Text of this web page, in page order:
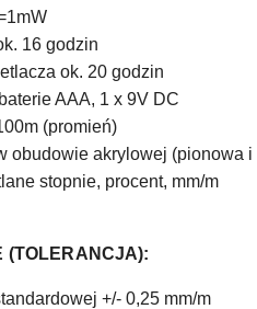
16 godzin
ok. 20 godzin
AAA, 1 x 9V DC
(promień)
obudowie akrylowej (pionowa i
stopnie, procent, mm/m
(TOLERANCJA):
+/- 0,25 mm/m